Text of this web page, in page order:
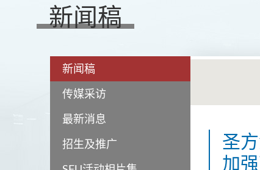
新闻稿
新闻稿
传媒采访
最新消息
招生及推广
圣
加